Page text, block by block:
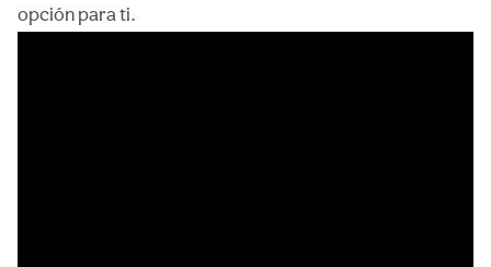
opción para ti.